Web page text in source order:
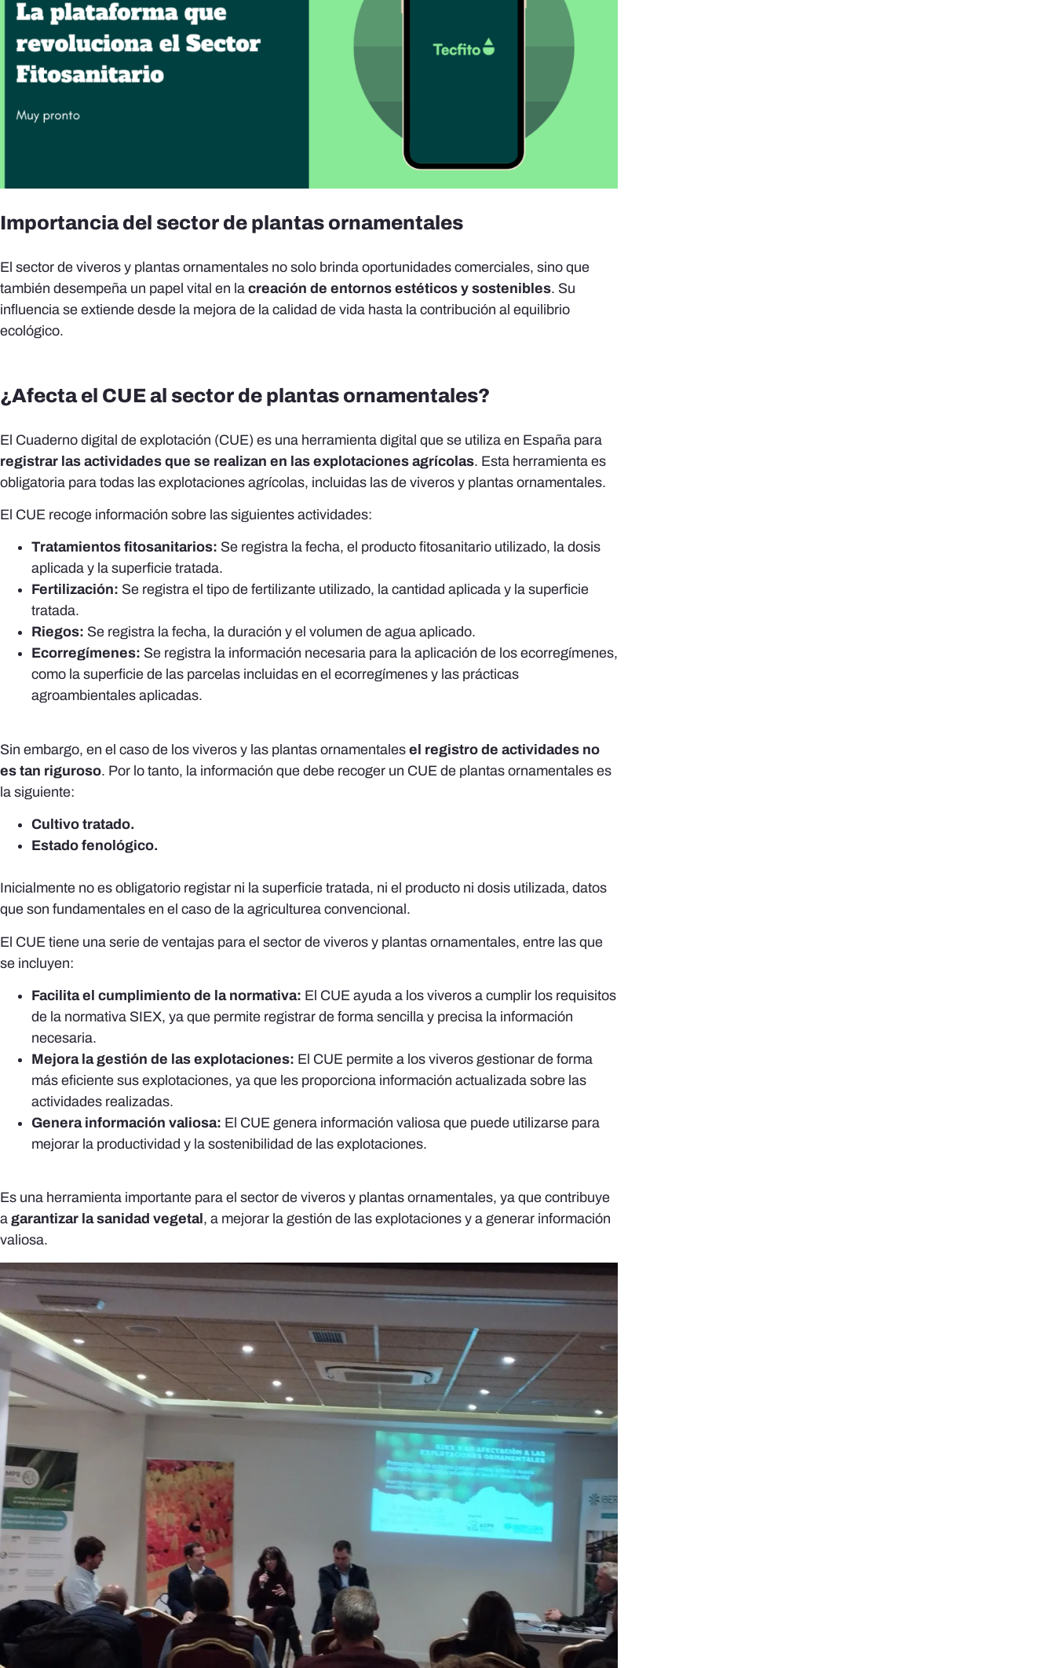
Importancia del sector de plantas ornamentales
El sector de viveros y plantas ornamentales no solo brinda oportunidades comerciales, sino que
también desempeña un papel vital en la creación de entornos estéticos y sostenibles. Su
influencia se extiende desde la mejora de la calidad de vida hasta la contribución al equilibrio
ecológico.
¿Afecta el CUE al sector de plantas ornamentales?
El Cuaderno digital de explotación (CUE) es una herramienta digital que se utiliza en España para
registrar las actividades que se realizan en las explotaciones agrícolas. Esta herramienta es
obligatoria para todas las explotaciones agrícolas, incluidas las de viveros y plantas ornamentales.
El CUE recoge información sobre las siguientes actividades:
Tratamientos fitosanitarios: Se registra la fecha, el producto fitosanitario utilizado, la dosis
aplicada y la superficie tratada.
Fertilización: Se registra el tipo de fertilizante utilizado, la cantidad aplicada y la superficie
tratada.
Riegos: Se registra la fecha, la duración y el volumen de agua aplicado.
Ecorregímenes: Se registra la información necesaria para la aplicación de los ecorregímenes,
como la superficie de las parcelas incluidas en el ecorregímenes y las prácticas
agroambientales aplicadas.
Sin embargo, en el caso de los viveros y las plantas ornamentales el registro de actividades no
es tan riguroso. Por lo tanto, la información que debe recoger un CUE de plantas ornamentales es
la siguiente:
Cultivo tratado.
Estado fenológico.
Inicialmente no es obligatorio registar ni la superficie tratada, ni el producto ni dosis utilizada, datos
que son fundamentales en el caso de la agriculturea convencional.
El CUE tiene una serie de ventajas para el sector de viveros y plantas ornamentales, entre las que
se incluyen:
Facilita el cumplimiento de la normativa: El CUE ayuda a los viveros a cumplir los requisitos
de la normativa SIEX, ya que permite registrar de forma sencilla y precisa la información
necesaria.
Mejora la gestión de las explotaciones: El CUE permite a los viveros gestionar de forma
más eficiente sus explotaciones, ya que les proporciona información actualizada sobre las
actividades realizadas.
Genera información valiosa: El CUE genera información valiosa que puede utilizarse para
mejorar la productividad y la sostenibilidad de las explotaciones.
Es una herramienta importante para el sector de viveros y plantas ornamentales, ya que contribuye
a garantizar la sanidad vegetal , a mejorar la gestión de las explotaciones y a generar información
valiosa.